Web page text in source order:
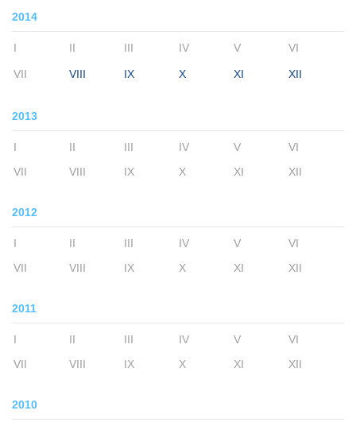
2014
I II III IV V VI
VII VIII IX X XI XII
2013
I II III IV V
VI
VII
VIII IX X XI XII
2012
I II III IV V
VI
VII
VIII IX X XI XII
2011
I II III IV V
VI
VII
VIII IX X XI XII
2010